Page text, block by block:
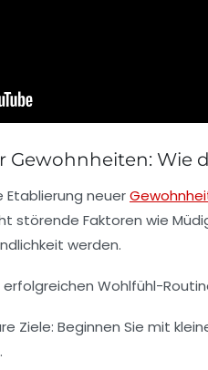
Gewohnheiten: Wie
Etablierung neuer
störende Faktoren wie
werden.
erfolgreichen Wohlfühl-
Ziele: Beginnen Sie mit